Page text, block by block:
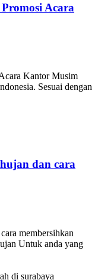
Acara
Kantor Musim
Sesuai dengan
dan cara
membersihkan
Untuk anda yang